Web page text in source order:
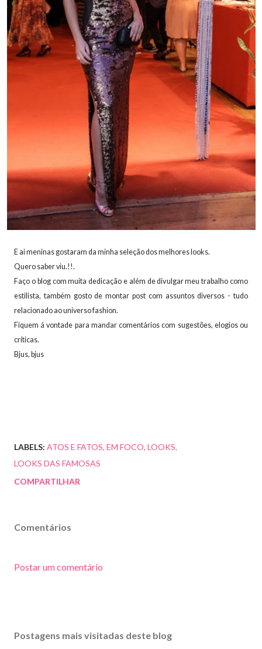
E ai meninas gostaram da minha seleção dos melhores looks.
Quero saber viu.!!.
Faço o blog com muita dedicação e além de divulgar meu trabalho como
estilista, também gosto de montar post com assuntos diversos - tudo
relacionado ao universo fashion.
Fiquem á vontade para mandar comentários com sugestões, elogios ou
críticas.
Bjus, bjus
LABELS: ATOS E FATOS EM FOCO LOOKS
LOOKS DAS FAMOSAS
COMPARTILHAR
Comentários
Postar um comentário
Postagens mais visitadas deste blog